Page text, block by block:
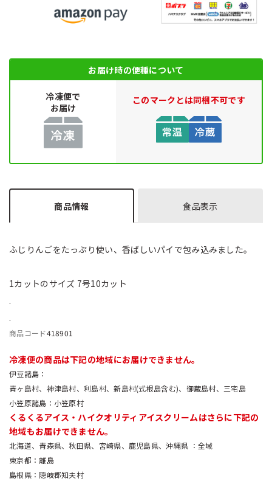
お届け時の便種について
冷凍便で
お届け
このマークとは同梱不可です
商品情報
ふじりんごをたっぷり使い、香ばしいパイで包み込みました。
1カットのサイズ 7号10カット
.
.
商品コード418901
食品表示
冷凍便の商品は下記の地域にお届けできません。
伊豆諸島
青ヶ島村、神津島村、利島村、新島村(式根島含む)、御蔵島村、三宅島
小笠原諸島
小笠原村
くるくるアイス・ハイクオリティアイスクリームはさらに下記の
地域もお届けできません。
北海道、青森県、秋田県、宮崎県、鹿児島県、沖縄県
全域
東京都
離島
島根県
隠岐郡知夫村